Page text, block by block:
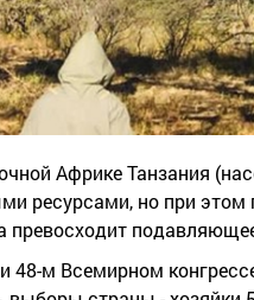
Африке Танзания
ресурсами, но при
превосходит
48-м Всемирном